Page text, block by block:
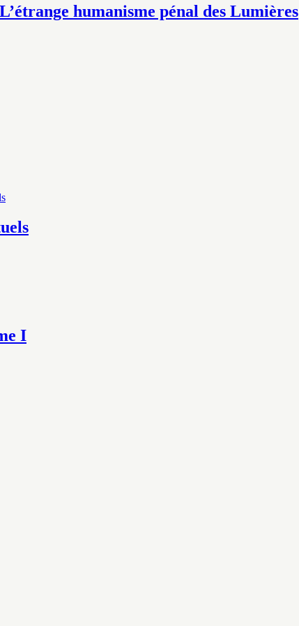
humanisme pénal des Lumières
I